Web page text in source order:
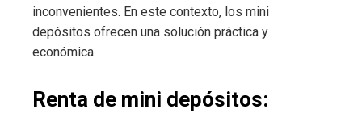
inconvenientes. En este contexto, los mini
depósitos ofrecen una solución práctica y
económica.
Renta de mini depósitos: